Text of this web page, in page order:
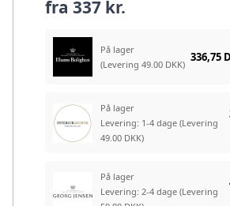
fra 337 kr.
På lager
(Levering 49.00 DKK)
336,75
På lager
Levering: 1-4 dage (Levering
49.00 DKK)
På lager
Levering: 2-4 dage (Levering